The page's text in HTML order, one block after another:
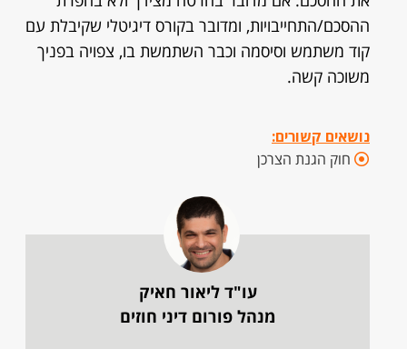
ההסכם/התחייבויות, ומדובר בקורס דיגיטלי שקיבלת עם
קוד משתמש וסיסמה וכבר השתמשת בו, צפויה בפניך
משוכה קשה.
נושאים קשורים:
חוק הגנת הצרכן
עו"ד ליאור חאיק
מנהל פורום דיני חוזים